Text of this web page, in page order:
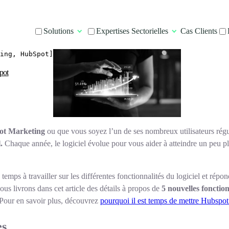
Solutions Expertises Sectorielles Cas Clients
HubSpot]
Marketing ou que vous soyez l’un de ses nombreux utilisateurs
Chaque année, le logiciel évolue pour vous aider à atteindre un peu
temps à travailler sur les différentes fonctionnalités du logiciel et
livrons dans cet article des détails à propos de5 nouvelles
en savoir plus, découvrezpourquoi il est temps de mettre